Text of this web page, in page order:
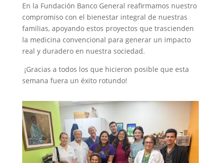
En la Fundación Banco General reafirmamos nuestro
compromiso con el bienestar integral de nuestras
familias, apoyando estos proyectos que trascienden
la medicina convencional para generar un impacto
real y duradero en nuestra sociedad.
¡Gracias a todos los que hicieron posible que esta
semana fuera un éxito rotundo!